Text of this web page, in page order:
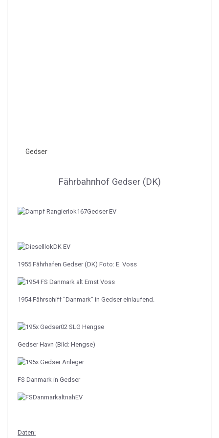
Gedser
Fährbahnhof Gedser (DK)
1955 Fährhafen Gedser (DK) Foto: E. Voss
1954 Fährschiff "Danmark" in Gedser einlaufend.
Gedser Havn (Bild: Hengse)
FS Danmark in Gedser
Daten: